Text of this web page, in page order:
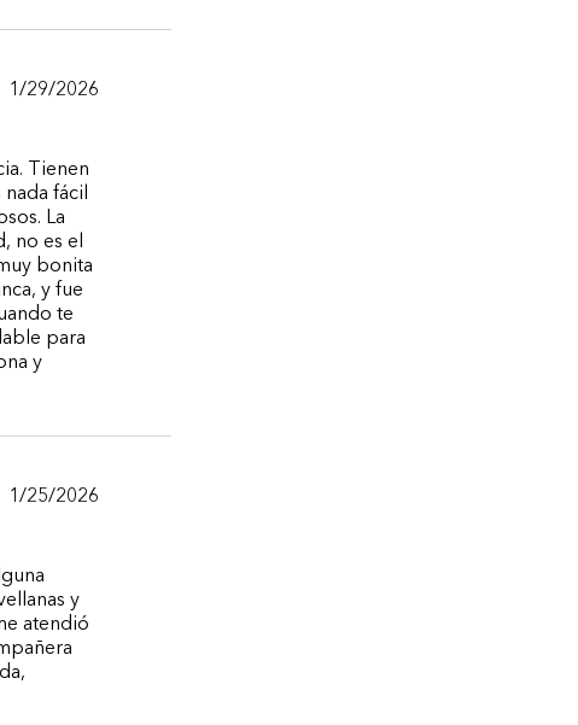
1/29/2026
Tienen
fácil
La
no es el
bonita
y fue
te
para
y
1/25/2026
y
atendió